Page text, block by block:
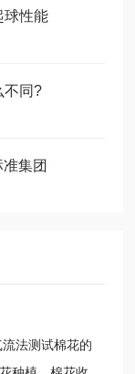
球性能
不同?
集团
法测试棉花的